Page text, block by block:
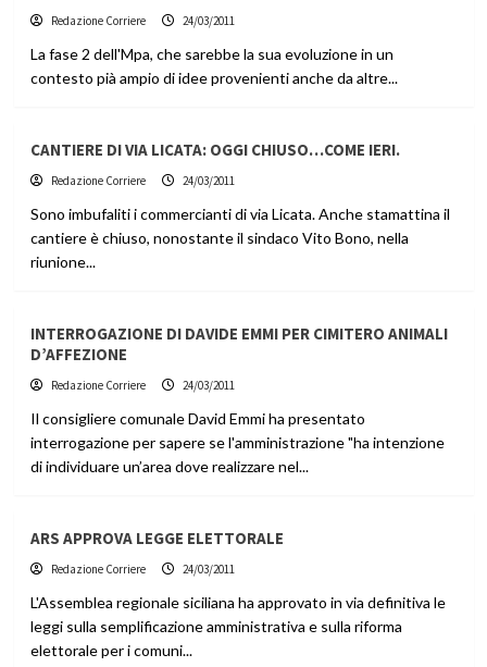
Redazione Corriere 24/03/2011
La fase 2 dell'Mpa, che sarebbe la sua evoluzione in un
contesto pià ampio di idee provenienti anche da altre...
CANTIERE DI VIA LICATA: OGGI CHIUSO…COME IERI.
Redazione Corriere 24/03/2011
Sono imbufaliti i commercianti di via Licata. Anche stamattina il
cantiere è chiuso, nonostante il sindaco Vito Bono, nella
riunione...
INTERROGAZIONE DI DAVIDE EMMI PER CIMITERO ANIMALI
D’AFFEZIONE
Redazione Corriere 24/03/2011
Il consigliere comunale David Emmi ha presentato
interrogazione per sapere se l'amministrazione "ha intenzione
di individuare un’area dove realizzare nel...
ARS APPROVA LEGGE ELETTORALE
Redazione Corriere 24/03/2011
L'Assemblea regionale siciliana ha approvato in via definitiva le
leggi sulla semplificazione amministrativa e sulla riforma
elettorale per i comuni...